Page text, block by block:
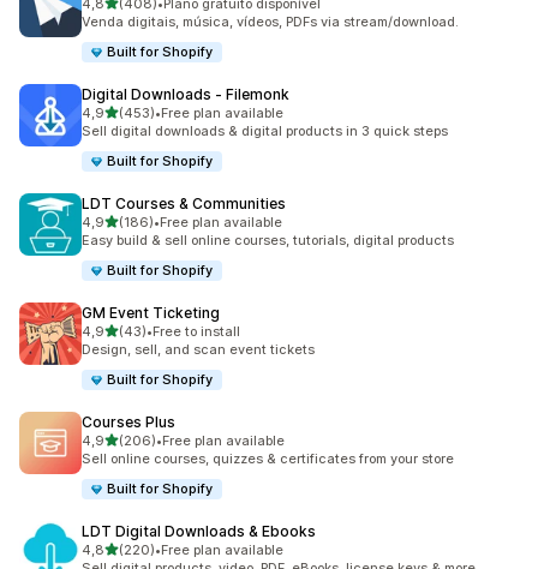
4,8 (408)
408 total de avaliações
•Plano gratuito disponível
Venda digitais, música, vídeos, PDFs via stream/download.
Built for Shopify
Digital Downloads ‑ Filemonk
4,9de 5 estrelas
(453)
453 total de avaliações
•Free plan available
Sell digital downloads & digital products in 3 quick steps
Built for Shopify
LDT Courses & Communities
4,9de 5 estrelas
(186)
186 total de avaliações
•Free plan available
Easy build & sell online courses, tutorials, digital products
Built for Shopify
GM Event Ticketing
4,9de 5 estrelas
(43)
43 total de avaliações
•Free to install
Design, sell, and scan event tickets
Built for Shopify
Courses Plus
4,9de 5 estrelas
(206)
206 total de avaliações
•Free plan available
Sell online courses, quizzes & certificates from your store
Built for Shopify
LDT Digital Downloads & Ebooks
4,8de 5 estrelas
(220)
220 total de avaliações
•Free plan available